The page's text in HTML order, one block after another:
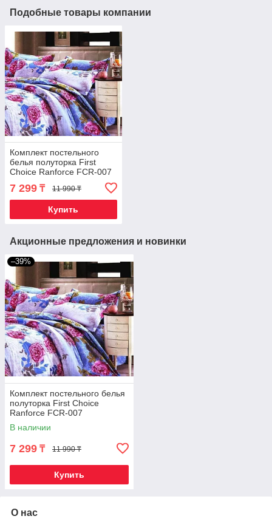
Подобные товары компании
Комплект постельного
белья полуторка First
Choice Ranforce FCR-007
7 299 ₸ 11 990 ₸
Купить
Акционные предложения и новинки
–39%
Комплект постельного белья
полуторка First Choice
Ranforce FCR-007
В наличии
7 299 ₸ 11 990 ₸
Купить
О нас